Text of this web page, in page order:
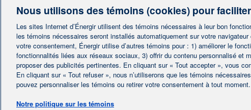
Fournisseurs
Accès aux installations
Accueil | Contactez-
Nous utilisons des témoins (cookies) pour
Les sites Internet d’Énergir utilisent des témoins nécessaires à leur bon
les témoins nécessaires seront installés automatiquement sur votre
votre consentement, Énergir utilise d’autres témoins pour : 1) améliorer le
fonctionnalités liées aux réseaux sociaux, 3) offrir du contenu personnalisé et
proposer des publicités pertinentes. En cliquant sur « Tout accepter », vous
En cliquant sur « Tout refuser », nous n’utiliserons que les témoins
pouvez personnaliser les témoins ou retirer votre consentement à tout moment.
Notre politique sur les témoins